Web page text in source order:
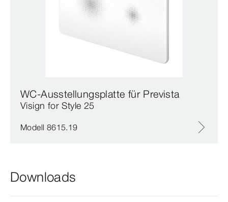
WC-Ausstellungsplatte für Prevista
Visign for Style 25
Modell 8615.19
Downloads